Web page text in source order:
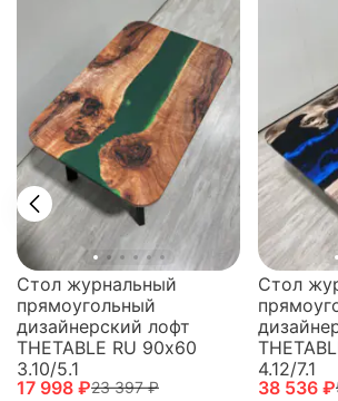
Стол журнальный
прямоугольный
дизайнерский лофт
THETABLE RU 90х60
3.10/5.1
17 998 ₽23 397 ₽
Стол
4.12/7.1
38 536 ₽